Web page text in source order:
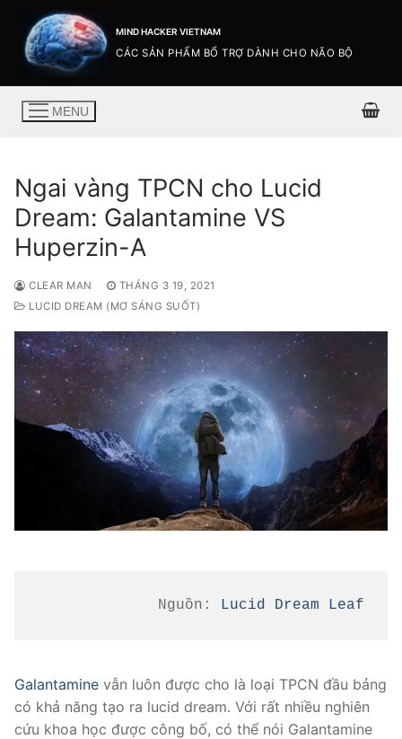
MIND HACKER VIETNAM
CÁC SẢN PHẨM BỔ TRỢ DÀNH CHO NÃO BỘ
MENU
Ngai vàng TPCN cho Lucid
Dream: Galantamine VS
Huperzin-A
CLEAR MAN
THÁNG 3 19, 2021
LUCID DREAM (MƠ SÁNG SUỐT)
Nguồn: Lucid Dream Leaf
Galantamine vẫn luôn được cho là loại TPCN đầu bảng
có khả năng tạo ra lucid dream. Với rất nhiều nghiên
cứu khoa học được công bố, có thể nói Galantamine